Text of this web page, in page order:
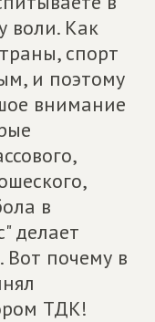
воли. Как
спорт
и поэтому
внимание
в
делает
Вот почему в
ТДК!